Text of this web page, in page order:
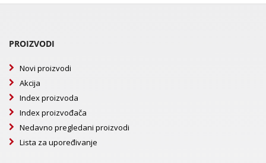
PROIZVODI
Novi proizvodi
Akcija
Index proizvoda
Index proizvođača
Nedavno pregledani proizvodi
Lista za upoređivanje